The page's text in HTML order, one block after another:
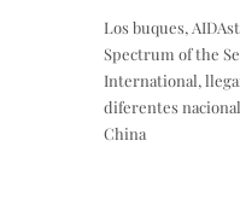
Los buques,
Spectrum of the
International,
diferentes
China